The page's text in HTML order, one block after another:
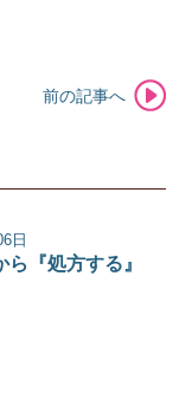
前の記事へ
日
ら『処方する』